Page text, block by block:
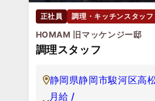
正社員 調理・キッチンスタッフ
HOMAM 旧マッケンジー邸
調理スタッフ
静岡県静岡市駿河区高
月給 /